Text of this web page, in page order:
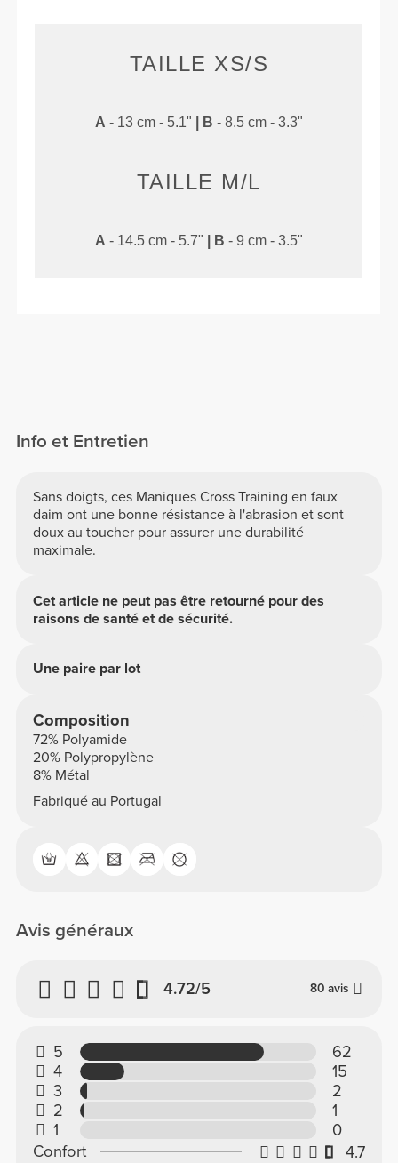
TAILLE XS/S
A - 13 cm - 5.1" B - 8.5 cm - 3.3"
TAILLE M/L
A - 14.5 cm - 5.7" B - 9 cm - 3.5"
Info et Entretien
Sans doigts, ces Maniques Cross Training en faux
daim ont une bonne résistance à l'abrasion et sont
doux au toucher pour assurer une durabilité
maximale.
Cet article ne peut pas être retourné pour des
raisons de santé et de sécurité.
Une paire par lot
Composition
72% Polyamide
20% Polypropylène
8% Métal
Fabriqué au Portugal
Avis généraux
4.72/5 80 avis
5
62
4
15
3
2
2
1
1
0
Confort
4.7